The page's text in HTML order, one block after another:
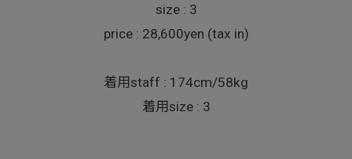
size : 3
price : 28,600yen (tax in)
着用staff : 174cm/58kg
着用size : 3